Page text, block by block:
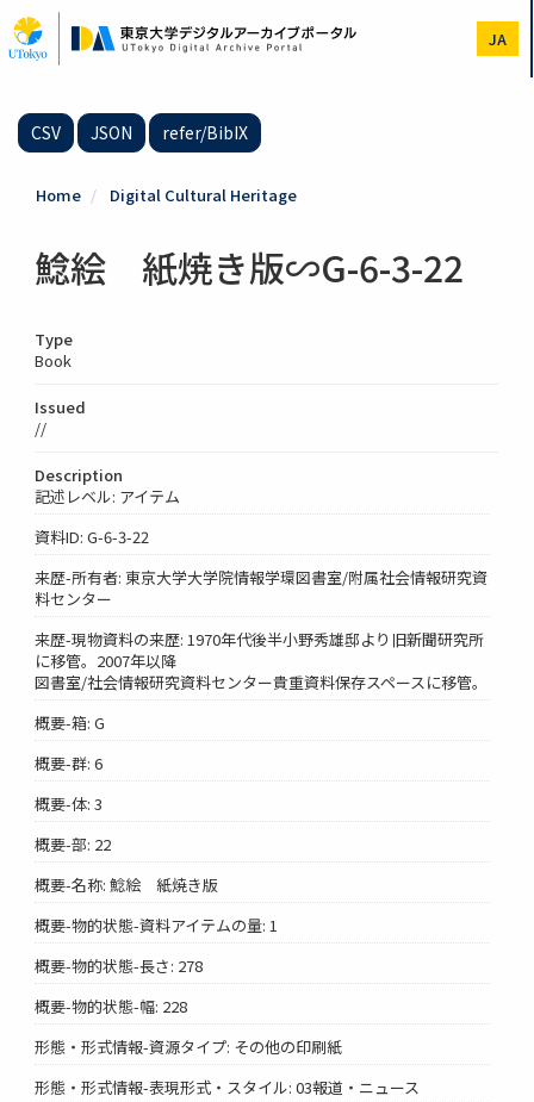
to
main
JA
CSV JSON refer/BibIX
Home Digital Cultural Heritage
鯰絵 紙焼き版∽G-6-3-22
Type
Book
Issued
//
Description
記述レベル: アイテム
資料ID: G-6-3-22
来歴-所有者: 東京大学大学院情報学環図書室/附属社会情報研究資
料センター
来歴-現物資料の来歴: 1970年代後半小野秀雄邸より旧新聞研究所
に移管。2007年以降
図書室/社会情報研究資料センター貴重資料保存スペースに移管。
概要-箱: G
概要-群: 6
概要-体: 3
概要-部: 22
概要-名称: 鯰絵 紙焼き版
概要-物的状態-資料アイテムの量: 1
概要-物的状態-長さ: 278
概要-物的状態-幅: 228
形態・形式情報-資源タイプ: その他の印刷紙
形態・形式情報-表現形式・スタイル: 03報道・ニュース